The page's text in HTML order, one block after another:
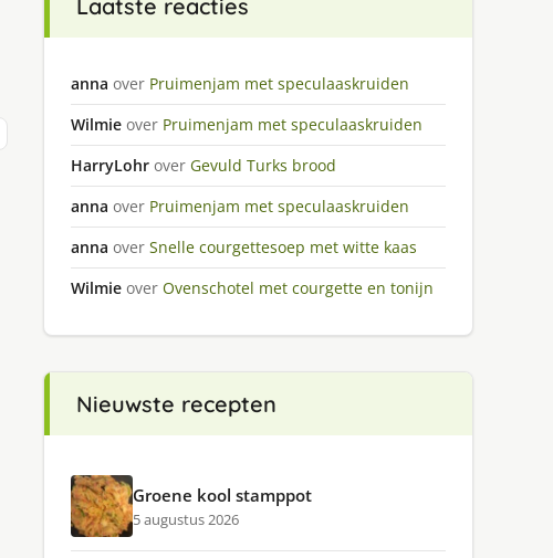
Laatste reacties
anna over Pruimenjam met speculaaskruiden
Wilmie over Pruimenjam met speculaaskruiden
HarryLohr over Gevuld Turks brood
anna over Pruimenjam met speculaaskruiden
anna over Snelle courgettesoep met witte kaas
Wilmie over Ovenschotel met courgette en tonijn
Nieuwste recepten
Groene kool stamppot
5 augustus 2026